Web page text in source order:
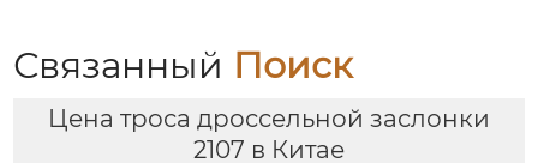
Металлическая щетка
стеклоочистителя
Связанный Поиск
Цена троса дроссельной заслонки
2107 в Китае